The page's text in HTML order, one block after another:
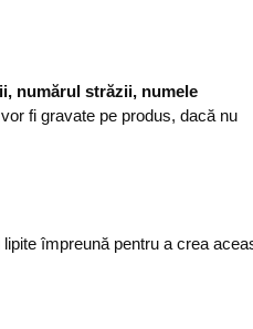
numărul străzii, numele
fi gravate pe produs, dacă nu
împreună pentru a crea